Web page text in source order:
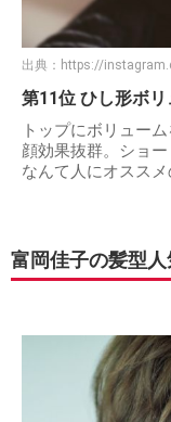
出典： https://
第11位 ひし形ボ
トップにボリュー
顔効果抜群。ショ
なんて人にオススメ
富岡佳子の髪型